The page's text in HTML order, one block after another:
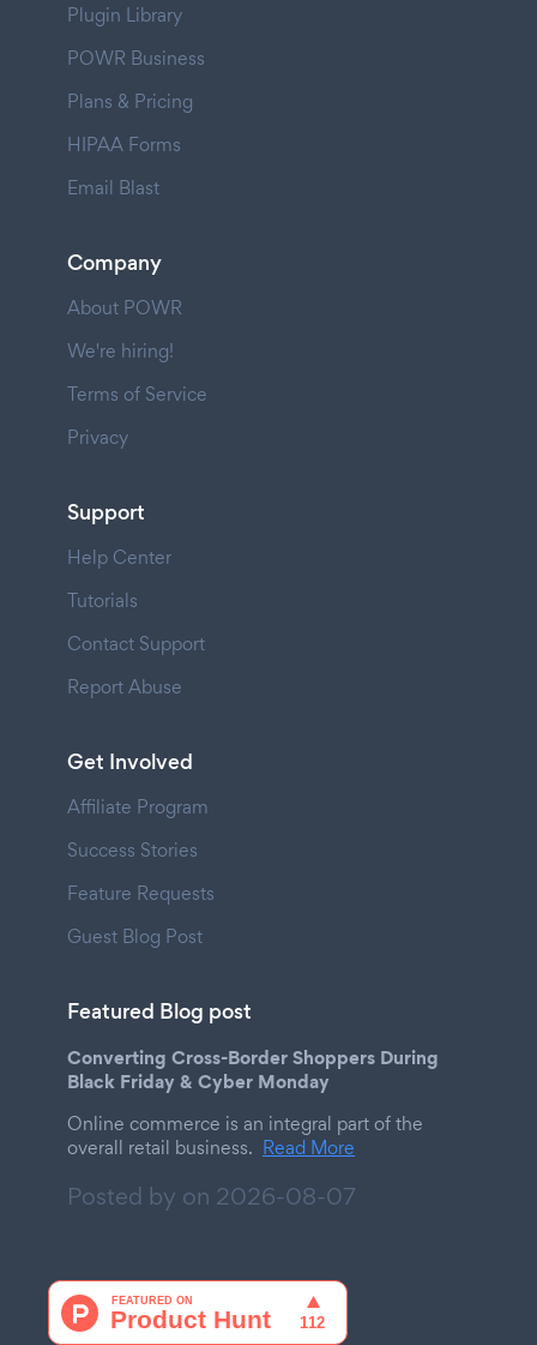
Plugin Library
POWR Business
Plans & Pricing
HIPAA Forms
Email Blast
Company
About POWR
We're hiring!
Terms of Service
Privacy
Support
Help Center
Tutorials
Contact Support
Report Abuse
Get Involved
Affiliate Program
Success Stories
Feature Requests
Guest Blog Post
Featured Blog post
Converting Cross-Border Shoppers During
Black Friday & Cyber Monday
Online commerce is an integral part of the
overall retail business. Read More
Posted by on 2026-08-07